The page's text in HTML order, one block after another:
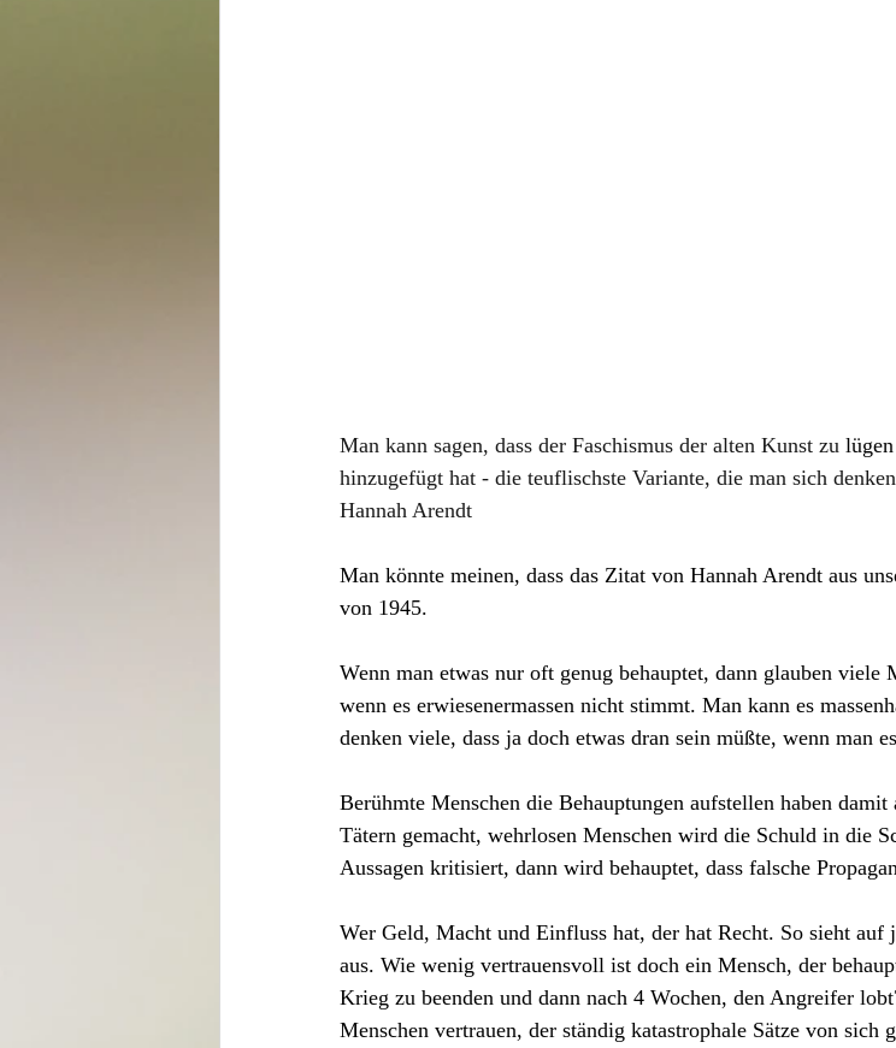
Man kann sagen, dass der Faschismus der alten Kunst zu lügen
hinzugefügt hat - die teuflischste Variante, die man sich
Hannah Arendt
Man könnte meinen, dass das Zitat von Hannah Arendt aus
von 1945.
Wenn man etwas nur oft genug behauptet, dann glauben viele
wenn es erwiesenermassen nicht stimmt. Man kann es
denken viele, dass ja doch etwas dran sein müßte, wenn man
Berühmte Menschen die Behauptungen aufstellen haben
Tätern gemacht, wehrlosen Menschen wird die Schuld in die
Aussagen kritisiert, dann wird behauptet, dass falsche
Wer Geld, Macht und Einfluss hat, der hat Recht. So sieht
aus. Wie wenig vertrauensvoll ist doch ein Mensch, der
Krieg zu beenden und dann nach 4 Wochen, den Angreifer
Menschen vertrauen, der ständig katastrophale Sätze von